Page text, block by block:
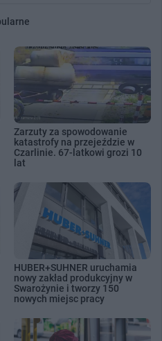
Zarzuty za spowodowanie
katastrofy na przejeździe w
Czarlinie. 67-latkowi grozi 10
lat
HUBER+SUHNER uruchamia
nowy zakład produkcyjny w
Swarożynie i tworzy 150
nowych miejsc pracy